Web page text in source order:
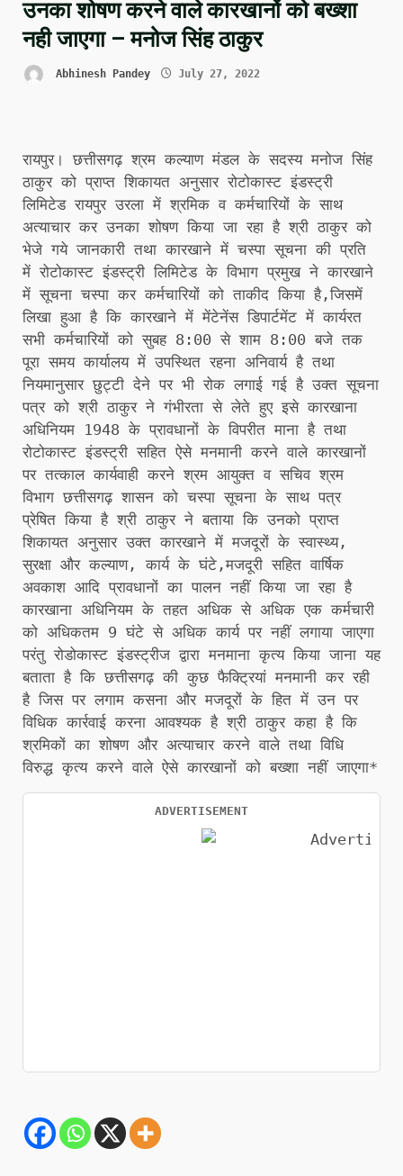
उनका शोषण करने वाले कारखानों को बख्शा
नही जाएगा – मनोज सिंह ठाकुर
Abhinesh Pandey July 27, 2022
रायपुर। छत्तीसगढ़ श्रम कल्याण मंडल के सदस्य मनोज सिंह
ठाकुर को प्राप्त शिकायत अनुसार रोटोकास्ट इंडस्ट्री
लिमिटेड रायपुर उरला में श्रमिक व कर्मचारियों के साथ
अत्याचार कर उनका शोषण किया जा रहा है श्री ठाकुर को
भेजे गये जानकारी तथा कारखाने में चस्पा सूचना की प्रति
में रोटोकास्ट इंडस्ट्री लिमिटेड के विभाग प्रमुख ने कारखाने
में सूचना चस्पा कर कर्मचारियों को ताकीद किया है,जिसमें
लिखा हुआ है कि कारखाने में मेंटेनेंस डिपार्टमेंट में कार्यरत
सभी कर्मचारियों को सुबह 8:00 से शाम 8:00 बजे तक
पूरा समय कार्यालय में उपस्थित रहना अनिवार्य है तथा
नियमानुसार छुट्टी देने पर भी रोक लगाई गई है उक्त सूचना
पत्र को श्री ठाकुर ने गंभीरता से लेते हुए इसे कारखाना
अधिनियम 1948 के प्रावधानों के विपरीत माना है तथा
रोटोकास्ट इंडस्ट्री सहित ऐसे मनमानी करने वाले कारखानों
पर तत्काल कार्यवाही करने श्रम आयुक्त व सचिव श्रम
विभाग छत्तीसगढ़ शासन को चस्पा सूचना के साथ पत्र
प्रेषित किया है श्री ठाकुर ने बताया कि उनको प्राप्त
शिकायत अनुसार उक्त कारखाने में मजदूरों के स्वास्थ्य,
सुरक्षा और कल्याण, कार्य के घंटे,मजदूरी सहित वार्षिक
अवकाश आदि प्रावधानों का पालन नहीं किया जा रहा है
कारखाना अधिनियम के तहत अधिक से अधिक एक कर्मचारी
को अधिकतम 9 घंटे से अधिक कार्य पर नहीं लगाया जाएगा
परंतु रोडोकास्ट इंडस्ट्रीज द्वारा मनमाना कृत्य किया जाना यह
बताता है कि छत्तीसगढ़ की कुछ फैक्ट्रियां मनमानी कर रही
है जिस पर लगाम कसना और मजदूरों के हित में उन पर
विधिक कार्रवाई करना आवश्यक है श्री ठाकुर कहा है कि
श्रमिकों का शोषण और अत्याचार करने वाले तथा विधि
विरुद्ध कृत्य करने वाले ऐसे कारखानों को बख्शा नहीं जाएगा*
ADVERTISEMENT